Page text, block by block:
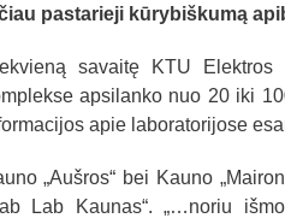
pastarieji kūrybiškumą
savaitę KTU Elektros
apsilanko nuo 20 iki
apie laboratorijose
„Aušros“ bei Kauno
Lab Kaunas“. „…noriu